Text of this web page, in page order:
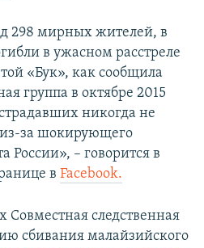
298 мирных жителей, в
в ужасном расстреле
«Бук», как сообщила
группа в октябре 2015
никогда не
за шокирующего
России», – говорится в
в Facebook.
Совместная следственная
сбивания малайзийского